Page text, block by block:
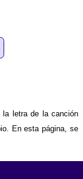
la letra de la canción
En esta página, se